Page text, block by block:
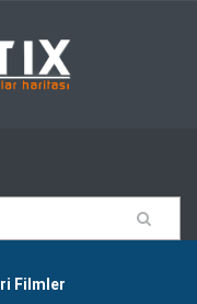
Filmler